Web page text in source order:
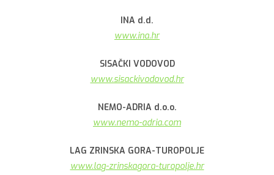
INA d.d.
www.ina.hr
SISAČKI VODOVOD
www.sisackivodovod.hr
NEMO-ADRIA d.o.o.
www.nemo-adria.com
LAG ZRINSKA GORA-TUROPOLJE
www.lag-zrinskagora-turopolje.hr